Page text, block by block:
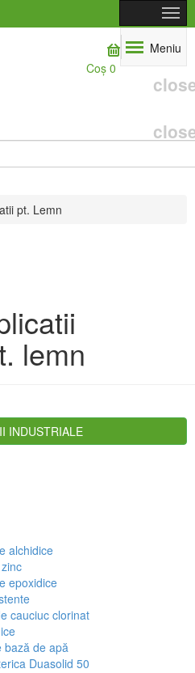
Coş 0
Meniu
pt. Lemn
lemn
INDUSTRIALE
alchidice
epoxidice
cauciuc clorinat
bază de apă
Duasolid 50